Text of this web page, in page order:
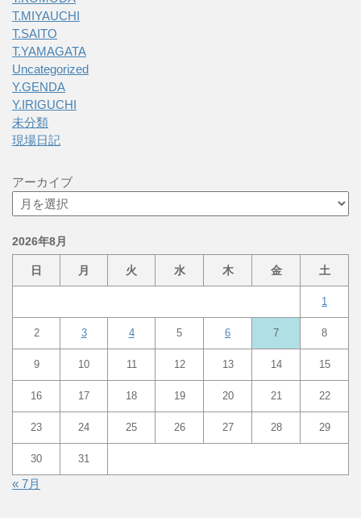
T.MIYAUCHI
T.SAITO
T.YAMAGATA
Uncategorized
Y.GENDA
Y.IRIGUCHI
未分類
現場日記
アーカイブ
2026年8月
日 月 火 水 木 金 土
1
2 3 4 5 6 7 8
9 10 11 12 13 14 15
16 17 18 19 20 21 22
23 24 25 26 27 28 29
30 31
« 7月